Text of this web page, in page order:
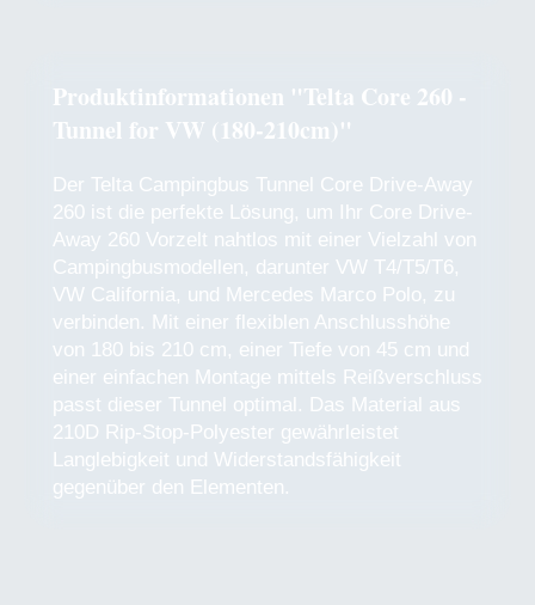
Produktinformationen "Telta Core 260 -
Tunnel for VW (180-210cm)"
Der Telta Campingbus Tunnel Core Drive-Away
260 ist die perfekte Lösung, um Ihr Core Drive-
Away 260 Vorzelt nahtlos mit einer Vielzahl von
Campingbusmodellen, darunter VW T4/T5/T6,
VW California, und Mercedes Marco Polo, zu
verbinden. Mit einer flexiblen Anschlusshöhe
von 180 bis 210 cm, einer Tiefe von 45 cm und
einer einfachen Montage mittels Reißverschluss
passt dieser Tunnel optimal. Das Material aus
210D Rip-Stop-Polyester gewährleistet
Langlebigkeit und Widerstandsfähigkeit
gegenüber den Elementen.